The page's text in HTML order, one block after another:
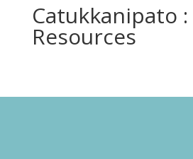
Catukkanipato
Resources